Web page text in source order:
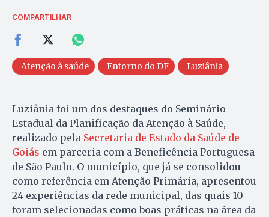
COMPARTILHAR
Atenção à saúde Entorno do DF Luziânia
Luziânia foi um dos destaques do Seminário
Estadual da Planificação da Atenção à Saúde,
realizado pela Secretaria de Estado da Saúde de
Goiás em parceria com a Beneficência Portuguesa
de São Paulo. O município, que já se consolidou
como referência em Atenção Primária, apresentou
24 experiências da rede municipal, das quais 10
foram selecionadas como boas práticas na área da